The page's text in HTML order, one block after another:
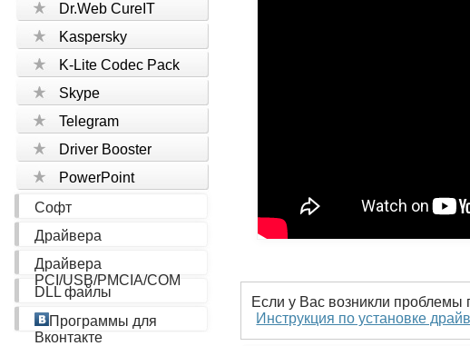
Dr.Web CureIT
Kaspersky
K-Lite Codec Pack
Skype
Telegram
Driver Booster
PowerPoint
Софт
Драйвера
Драйвера
PCI/USB/PMCIA/COM
DLL файлы
Программы для
Вконтакте
Если у Вас возникли проблемы
Инструкция по установке